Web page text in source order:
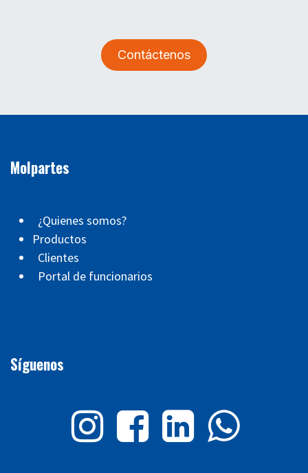
Contáctenos
Molpartes
¿Quienes somos?
Productos
Clientes
Portal de funcionarios
Síguenos